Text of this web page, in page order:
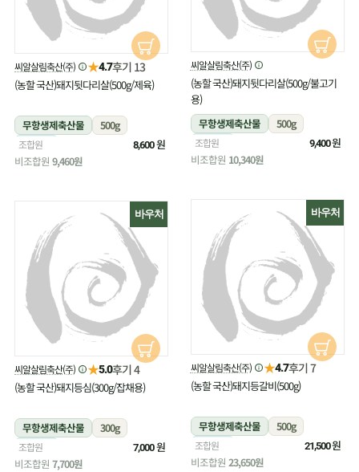
씨알살림축산(주)
(농할 국산)돼지뒷다리살(500g/불고기
용)
무항생제축산물
500g
냉장
조합원 9,400원
비조합원 10,340원
씨알살림축산(주) ★4.7후기 13
(농할 국산)돼지뒷다리살(500g/제육)
무항생제축산물
500g
냉장
조합원 8,600원
비조합원 9,460원
바우처
씨알살림축산(주) ★4.7후기 7
(농할 국산)돼지등갈비(500g)
무항생제축산물
500g
냉장
조합원 21,500원
비조합원 23,650원
바우처
씨알살림축산(주) ★5.0후기 4
(농할 국산)돼지등심(300g/잡채용)
무항생제축산물
300g
냉장
조합원 7,000원
비조합원 7,700원